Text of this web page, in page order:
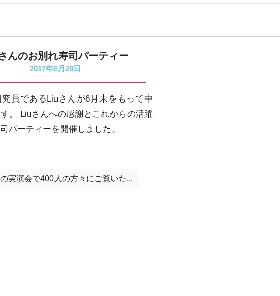
んのお別れ寿司パーティー
2017年6月28日
究員であるLiuさんが6月末をもって中
。 Liuさんへの感謝とこれからの活躍
パーティーを開催しました。
実演会で400人の方々にご覧いた...